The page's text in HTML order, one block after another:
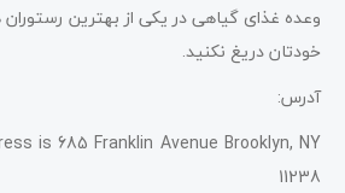
وعده غذای گیاهی در یکی از بهترین رستوران
خودتان دریغ نکنید.
آدرس:
is 685 Franklin Avenue Brooklyn, NY
11238